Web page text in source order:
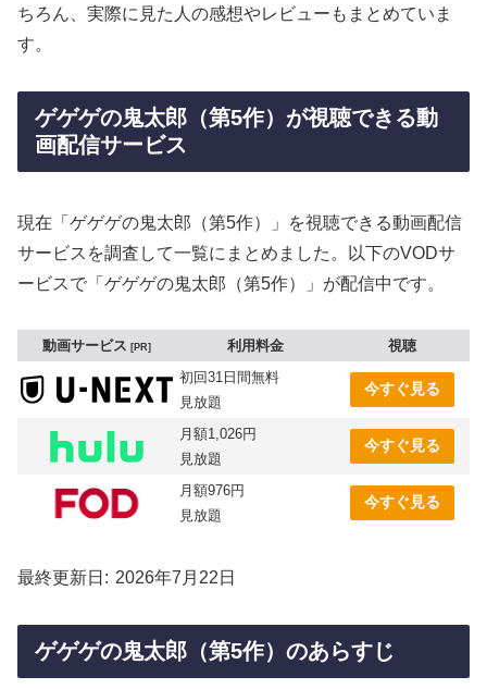
ちろん、実際に見た人の感想やレビューもまとめていま
す。
ゲゲゲの鬼太郎（第5作）が視聴できる動
画配信サービス
現在「ゲゲゲの鬼太郎（第5作）」を視聴できる動画配信
サービスを調査して一覧にまとめました。以下のVODサ
ービスで「ゲゲゲの鬼太郎（第5作）」が配信中です。
動画サービス PR 利用料金
視聴
初回31日間無料
見放題
今すぐ見る
月額1,026円
見放題
今すぐ見る
月額976円
見放題
今すぐ見る
最終更新日 2026年7月22日
ゲゲゲの鬼太郎（第5作）のあらすじ